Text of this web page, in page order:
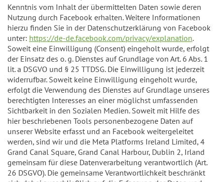
Kenntnis vom Inhalt der übermittelten Daten sowie deren
Nutzung durch Facebook erhalten. Weitere Informationen
hierzu finden Sie in der Datenschutzerklärung von Facebook
unter: https://de-de.facebook.com/privacy/explanation.
Soweit eine Einwilligung (Consent) eingeholt wurde, erfolgt
der Einsatz des o. g. Dienstes auf Grundlage von Art. 6 Abs. 1
lit. a DSGVO und § 25 TTDSG. Die Einwilligung ist jederzeit
widerrufbar. Soweit keine Einwilligung eingeholt wurde,
erfolgt die Verwendung des Dienstes auf Grundlage unseres
berechtigten Interesses an einer möglichst umfassenden
Sichtbarkeit in den Sozialen Medien. Soweit mit Hilfe des
hier beschriebenen Tools personenbezogene Daten auf
unserer Website erfasst und an Facebook weitergeleitet
werden, sind wir und die Meta Platforms Ireland Limited, 4
Grand Canal Square, Grand Canal Harbour, Dublin 2, Irland
gemeinsam für diese Datenverarbeitung verantwortlich (Art.
26 DSGVO). Die gemeinsame Verantwortlichkeit beschränkt